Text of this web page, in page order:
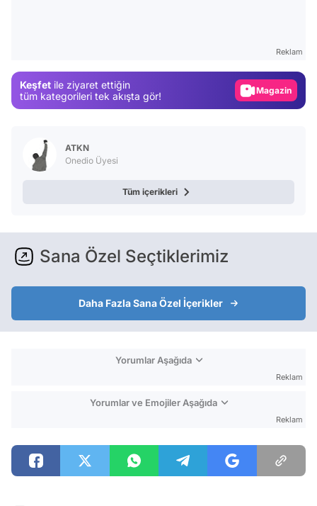
Reklam
Keşfet ile ziyaret ettiğin
tüm kategorileri tek akışta gör!
Magazin
ATKN
Onedio Üyesi
Tüm içerikleri
Sana Özel Seçtiklerimiz
Daha Fazla Sana Özel İçerikler
Yorumlar Aşağıda
Reklam
Yorumlar ve Emojiler Aşağıda
Reklam